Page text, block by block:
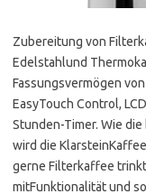
Zubereitung von
Edelstahlund
Fassungsvermögen
EasyTouch Control,
Stunden-Timer. Wie
wird die
gerne Filterkaffee
mitFunktionalität und